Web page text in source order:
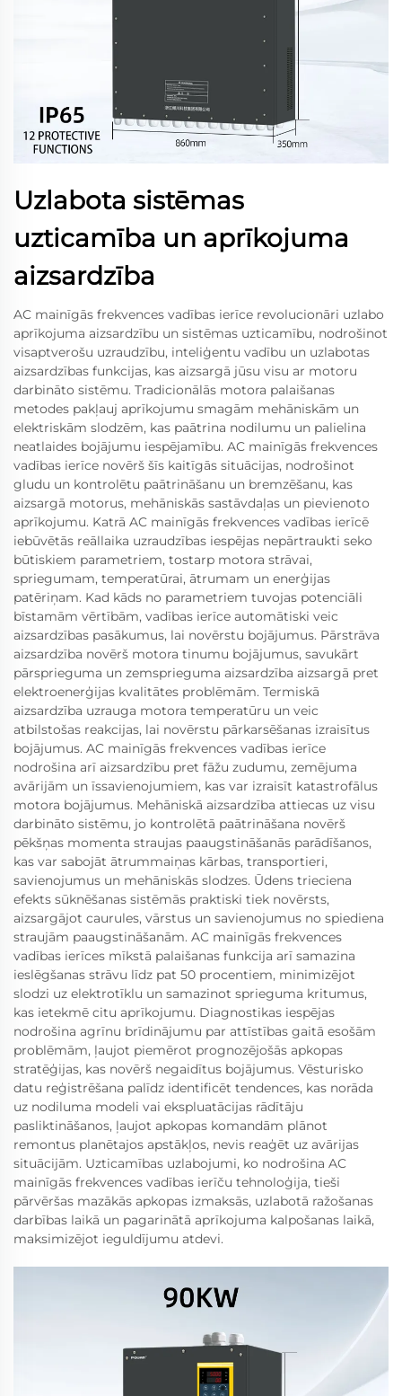
Uzlabota sistēmas
uzticamība un aprīkojuma
aizsardzība
AC mainīgās frekvences vadības ierīce revolucionāri uzlabo
aprīkojuma aizsardzību un sistēmas uzticamību, nodrošinot
visaptverošu uzraudzību, inteliģentu vadību un uzlabotas
aizsardzības funkcijas, kas aizsargā jūsu visu ar motoru
darbināto sistēmu. Tradicionālās motora palaišanas
metodes pakļauj aprīkojumu smagām mehāniskām un
elektriskām slodzēm, kas paātrina nodilumu un palielina
neatlaides bojājumu iespējamību. AC mainīgās frekvences
vadības ierīce novērš šīs kaitīgās situācijas, nodrošinot
gludu un kontrolētu paātrināšanu un bremzēšanu, kas
aizsargā motorus, mehāniskās sastāvdaļas un pievienoto
aprīkojumu. Katrā AC mainīgās frekvences vadības ierīcē
iebūvētās reāllaika uzraudzības iespējas nepārtraukti seko
būtiskiem parametriem, tostarp motora strāvai,
spriegumam, temperatūrai, ātrumam un enerģijas
patēriņam. Kad kāds no parametriem tuvojas potenciāli
bīstamām vērtībām, vadības ierīce automātiski veic
aizsardzības pasākumus, lai novērstu bojājumus. Pārstrāva
aizsardzība novērš motora tinumu bojājumus, savukārt
pārsprieguma un zemsprieguma aizsardzība aizsargā pret
elektroenerģijas kvalitātes problēmām. Termiskā
aizsardzība uzrauga motora temperatūru un veic
atbilstošas reakcijas, lai novērstu pārkarsēšanas izraisītus
bojājumus. AC mainīgās frekvences vadības ierīce
nodrošina arī aizsardzību pret fāžu zudumu, zemējuma
avārijām un īssavienojumiem, kas var izraisīt katastrofālus
motora bojājumus. Mehāniskā aizsardzība attiecas uz visu
darbināto sistēmu, jo kontrolētā paātrināšana novērš
pēkšņas momenta straujas paaugstināšanās parādīšanos,
kas var sabojāt ātrummaiņas kārbas, transportieri,
savienojumus un mehāniskās slodzes. Ūdens trieciena
efekts sūknēšanas sistēmās praktiski tiek novērsts,
aizsargājot caurules, vārstus un savienojumus no spiediena
straujām paaugstināšanām. AC mainīgās frekvences
vadības ierīces mīkstā palaišanas funkcija arī samazina
ieslēgšanas strāvu līdz pat 50 procentiem, minimizējot
slodzi uz elektrotīklu un samazinot sprieguma kritumus,
kas ietekmē citu aprīkojumu. Diagnostikas iespējas
nodrošina agrīnu brīdinājumu par attīstības gaitā esošām
problēmām, ļaujot piemērot prognozējošās apkopas
stratēģijas, kas novērš negaidītus bojājumus. Vēsturisko
datu reģistrēšana palīdz identificēt tendences, kas norāda
uz nodiluma modeli vai ekspluatācijas rādītāju
pasliktināšanos, ļaujot apkopas komandām plānot
remontus planētajos apstākļos, nevis reaģēt uz avārijas
situācijām. Uzticamības uzlabojumi, ko nodrošina AC
mainīgās frekvences vadības ierīču tehnoloģija, tieši
pārvēršas mazākās apkopas izmaksās, uzlabotā ražošanas
darbības laikā un pagarinātā aprīkojuma kalpošanas laikā,
maksimizējot ieguldījumu atdevi.